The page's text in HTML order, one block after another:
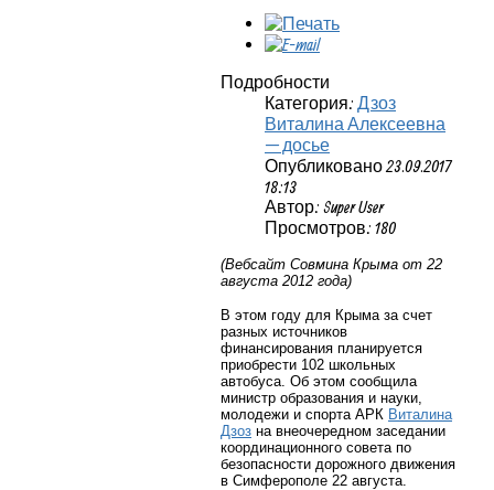
Подробности
Категория: Дзоз
Виталина Алексеевна
— досье
Опубликовано 23.09.2017
18:13
Автор: Super User
Просмотров: 180
(Вебсайт Совмина Крыма от 22
августа 2012 года)
В этом году для Крыма за счет
разных источников
финансирования планируется
приобрести 102 школьных
автобуса. Об этом сообщила
министр образования и науки,
молодежи и спорта АРК Виталина
Дзоз на внеочередном заседании
координационного совета по
безопасности дорожного движения
в Симферополе 22 августа.